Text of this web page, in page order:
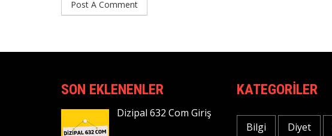
SON EKLENENLER
Dizipal 632 Com Giriş
KATEGORILER
Bilgi Diyet